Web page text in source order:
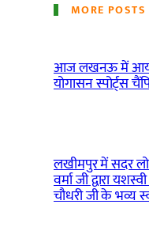
MORE POSTS
आज लखनऊ में
योगासन स्पोर्ट्स
लखीमपुर में सदर
वर्मा जी द्वारा
चौधरी जी के भव्य